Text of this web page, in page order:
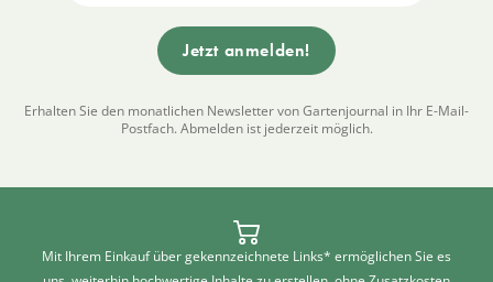
Erhalten Sie den monatlichen Newsletter von Gartenjournal in Ihr E-Mail-
Postfach. Abmelden ist jederzeit möglich.
Mit Ihrem Einkauf über gekennzeichnete Links* ermöglichen Sie es